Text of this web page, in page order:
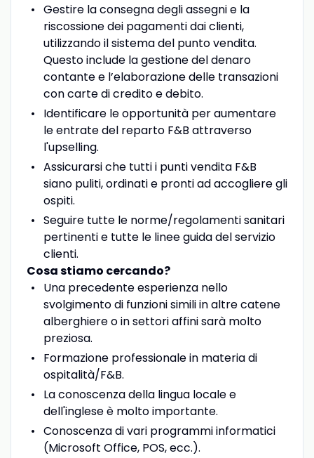
Gestire la consegna degli assegni e la
riscossione dei pagamenti dai clienti,
utilizzando il sistema del punto vendita.
Questo include la gestione del denaro
contante e l’elaborazione delle transazioni
con carte di credito e debito.
Identificare le opportunità per aumentare
le entrate del reparto F&B attraverso
l'upselling.
Assicurarsi che tutti i punti vendita F&B
siano puliti, ordinati e pronti ad accogliere gli
ospiti.
Seguire tutte le norme/regolamenti sanitari
pertinenti e tutte le linee guida del servizio
clienti.
Cosa stiamo cercando?
Una precedente esperienza nello
svolgimento di funzioni simili in altre catene
alberghiere o in settori affini sarà molto
preziosa.
Formazione professionale in materia di
ospitalità/F&B.
La conoscenza della lingua locale e
dell'inglese è molto importante.
Conoscenza di vari programmi informatici
(Microsoft Office, POS, ecc.).